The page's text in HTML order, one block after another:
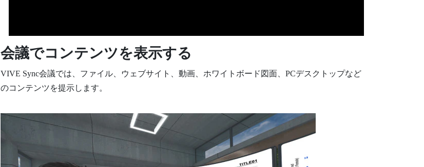
会議でコンテンツを表示する
VIVE Sync会議では、ファイル、ウェブサイト、動画、ホワイトボード図面、PCデスクトップなど
のコンテンツを提示します。